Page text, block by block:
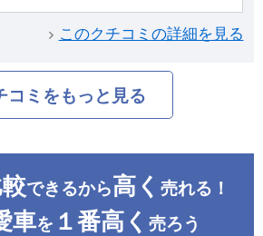
このクチコミの詳細を見る
コミをもっと見る
できるから高く 売れる！
車を １番高く 売ろう